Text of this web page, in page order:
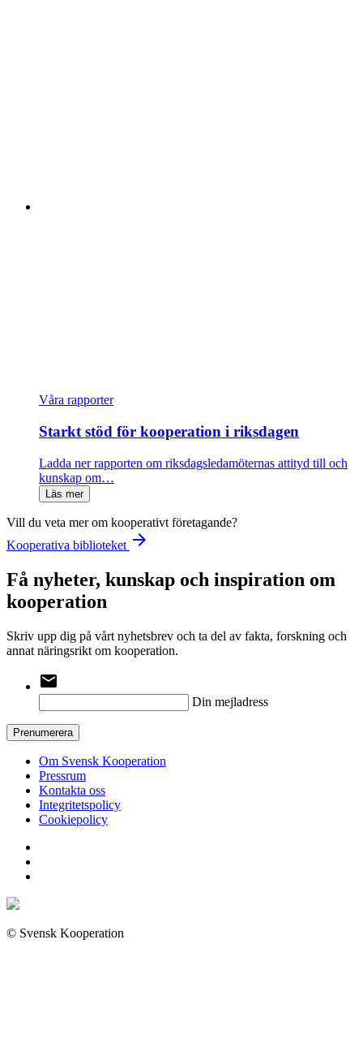
Våra rapporter
Starkt stöd för kooperation i riksdagen
Ladda ner rapporten om riksdagsledamöternas attityd till och
kunskap om…
Läs mer
Vill du veta mer om kooperativt företagande?
Kooperativa biblioteket arrow_forward
Få nyheter, kunskap och inspiration om
kooperation
Skriv upp dig på vårt nyhetsbrev och ta del av fakta, forskning och
annat näringsrikt om kooperation.
email
Din mejladress
Prenumerera
Om Svensk Kooperation
Pressrum
Kontakta oss
Integritetspolicy
Cookiepolicy
© Svensk Kooperation